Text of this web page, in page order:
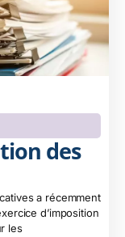
des
a récemment
d’imposition
les